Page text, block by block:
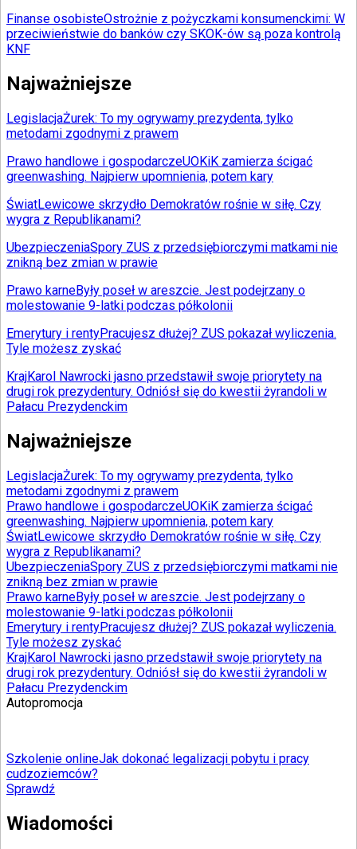
Finanse osobisteOstrożnie z pożyczkami konsumenckimi: W
przeciwieństwie do banków czy SKOK-ów są poza kontrolą
KNF
Najważniejsze
LegislacjaŻurek: To my ogrywamy prezydenta, tylko
metodami zgodnymi z prawem
Prawo handlowe i gospodarczeUOKiK zamierza ścigać
greenwashing. Najpierw upomnienia, potem kary
ŚwiatLewicowe skrzydło Demokratów rośnie w siłę. Czy
wygra z Republikanami?
UbezpieczeniaSpory ZUS z przedsiębiorczymi matkami nie
znikną bez zmian w prawie
Prawo karneByły poseł w areszcie. Jest podejrzany o
molestowanie 9-latki podczas półkolonii
Emerytury i rentyPracujesz dłużej? ZUS pokazał wyliczenia.
Tyle możesz zyskać
KrajKarol Nawrocki jasno przedstawił swoje priorytety na
drugi rok prezydentury. Odniósł się do kwestii żyrandoli w
Pałacu Prezydenckim
Najważniejsze
LegislacjaŻurek: To my ogrywamy prezydenta, tylko
metodami zgodnymi z prawem
Prawo handlowe i gospodarczeUOKiK zamierza ścigać
greenwashing. Najpierw upomnienia, potem kary
ŚwiatLewicowe skrzydło Demokratów rośnie w siłę. Czy
wygra z Republikanami?
UbezpieczeniaSpory ZUS z przedsiębiorczymi matkami nie
znikną bez zmian w prawie
Prawo karneByły poseł w areszcie. Jest podejrzany o
molestowanie 9-latki podczas półkolonii
Emerytury i rentyPracujesz dłużej? ZUS pokazał wyliczenia.
Tyle możesz zyskać
KrajKarol Nawrocki jasno przedstawił swoje priorytety na
drugi rok prezydentury. Odniósł się do kwestii żyrandoli w
Pałacu Prezydenckim
Autopromocja
Szkolenie onlineJak dokonać legalizacji pobytu i pracy
cudzoziemców?
Sprawdź
Wiadomości